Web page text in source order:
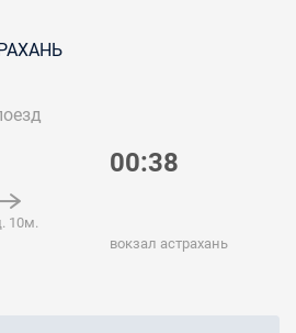
10м.
00:38
вокзал астрахань